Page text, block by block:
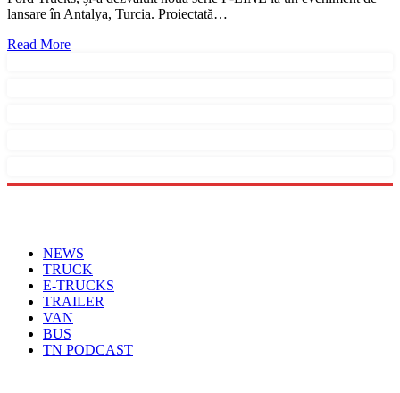
lansare în Antalya, Turcia. Proiectată…
Read More
NEWS
TRUCK
E-TRUCKS
TRAILER
VAN
BUS
TN PODCAST